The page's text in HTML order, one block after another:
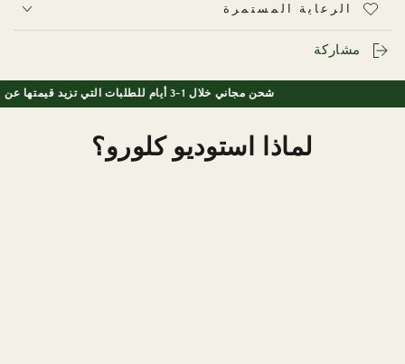
تؤدي إلى تلاشي الخطوط الوردية الرقيقة وتسبب جفاف حواف
الأوراق.
الرعاية المستمرة
مشاركة
شحن مجاني خلال 1-3 أيام للطلبات التي تزيد قيمتها عن 150 درهم إماراتي
لماذا استوديو كلورو؟